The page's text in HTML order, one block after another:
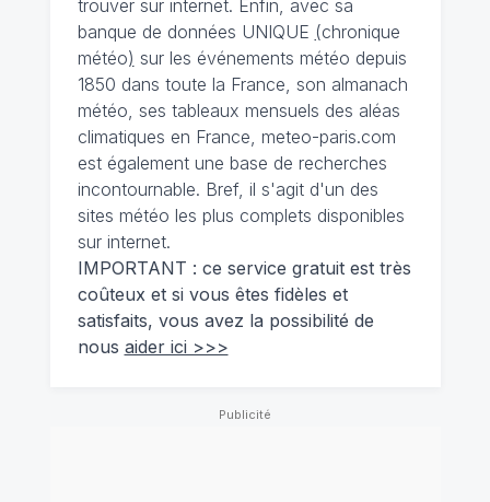
trouver sur internet. Enfin, avec sa
banque de données UNIQUE (chronique
météo) sur les événements météo depuis
1850 dans toute la France, son almanach
météo, ses tableaux mensuels des aléas
climatiques en France, meteo-paris.com
est également une base de recherches
incontournable. Bref, il s'agit d'un des
sites météo les plus complets disponibles
sur internet.
IMPORTANT : ce service gratuit est très
coûteux et si vous êtes fidèles et
satisfaits, vous avez la possibilité de
nous aider ici >>>